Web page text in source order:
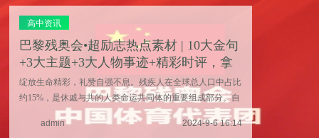
高中资讯
巴黎残奥会•超励志热点素材 | 10大金句
+3大主题+3大人物事迹+精彩时评，拿
捏新学期作 ...
绽放生命精彩，礼赞自强不息。残疾人在全球总人口中占比
约15%，是休戚与共的人类命运共同体的重要组成部分。自
1984年首次参加夏季残奥会以来，中国残疾运动员们以顽强
的意志和不屈的精神，书写了一幕幕感人至深的奋 ...……
admin 2024-9-6 16:14